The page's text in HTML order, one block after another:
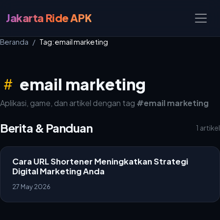
Jakarta Ride APK
Beranda Tag: email marketing
email marketing
Aplikasi, game, dan artikel dengan tag #email marketing
Berita & Panduan 1 artikel
Cara URL Shortener Meningkatkan Strategi
Digital Marketing Anda
27 May 2026